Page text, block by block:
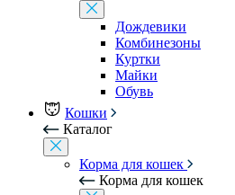
Дождевики
Комбинезоны
Куртки
Майки
Обувь
Кошки
Каталог
Корма для кошек
Корма для кошек